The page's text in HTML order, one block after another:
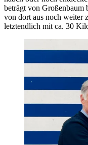
beträgt von Großenbaum
von dort aus noch weiter
letztendlich mit ca. 30